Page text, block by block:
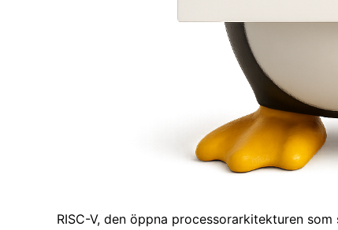
RISC-V, den öppna processorarkitekturen